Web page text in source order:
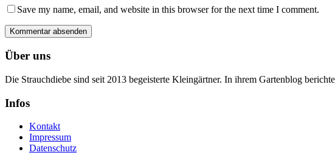
Save my name, email, and website in this browser for the next time I comment.
Über uns
Die Strauchdiebe sind seit 2013 begeisterte Kleingärtner. In ihrem Gartenblog
Infos
Kontakt
Impressum
Datenschutz